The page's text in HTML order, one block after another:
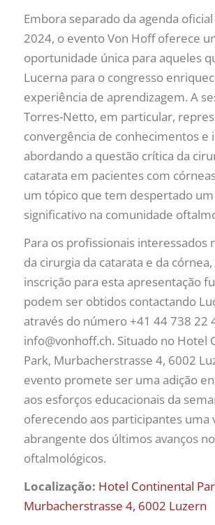
Embora separado da agenda oficial
2024, o evento Von Hoff oferece
oportunidade única para aqueles
Lucerna para o congresso
experiência de aprendizagem. A
Torres-Netto, em particular,
convergência de conhecimentos e
abordando a questão crítica da
catarata em pacientes com
um tópico que tem despertado
significativo na comunidade
Para os profissionais interessados
da cirurgia da catarata e da
inscrição para esta apresentação
podem ser obtidos contactando
através do número +41 44 738 22
info@vonhoff.ch. Situado no Hotel
Park, Murbacherstrasse 4, 6002
evento promete ser uma adição
aos esforços educacionais da
oferecendo aos participantes uma
abrangente dos últimos avanços
oftalmológicos.
Localização: Hotel Continental
Murbacherstrasse 4, 6002 Luzern